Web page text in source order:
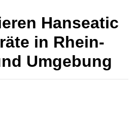
Hanseatic
in Rhein-
Umgebung